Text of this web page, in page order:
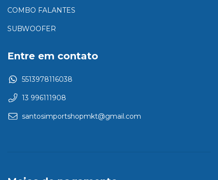
COMBO FALANTES
SUBWOOFER
Entre em contato
5513978116038
13 996111908
santosimportshopmkt@gmail.com